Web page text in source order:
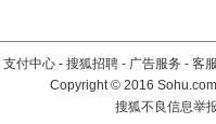
支付中心 - 搜狐招聘 - 广告服务 - 客
Copyright©2016
搜狐不良信息举